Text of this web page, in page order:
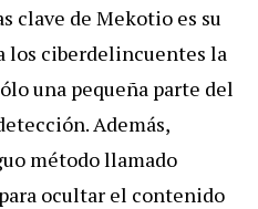
clave de Mekotio es su
los ciberdelincuentes la
una pequeña parte del
Además,
método llamado
ocultar el contenido